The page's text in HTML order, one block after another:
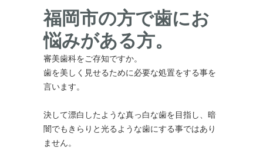
福岡市の方で歯にお
悩みがある方。
審美歯科をご存知ですか。
歯を美しく見せるために必要な処置をする事を
言います。
決して漂白したような真っ白な歯を目指し、暗
闇でもきらりと光るような歯にする事ではあり
ません。